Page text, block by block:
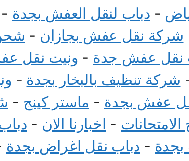
- دباب لنقل العفش بجدة -
شركة نقل عفش بجازان -
نقل عفش جدة - ونيت نقل
شركة تنظيف بالبخار بجدة -
عفش بجدة - ماستر كينج -
الامتحانات - اخبارنا الان -
بجدة - دباب نقل اغراض بجدة